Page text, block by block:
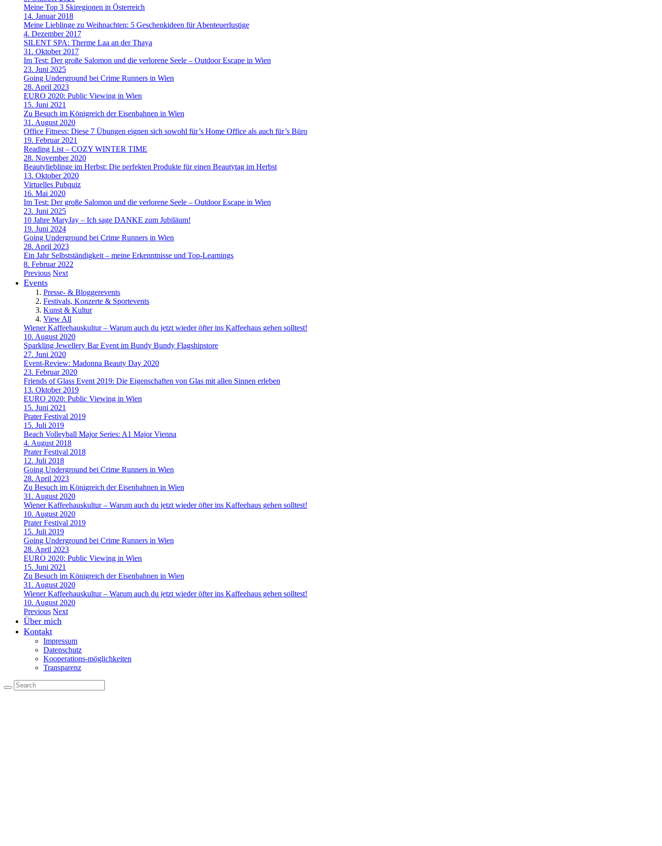
Meine Top 3 Skiregionen in Österreich
14. Januar 2018
Meine Lieblinge zu Weihnachten: 5 Geschenkideen für Abenteuerlustige
4. Dezember 2017
SILENT SPA: Therme Laa an der Thaya
31. Oktober 2017
Im Test: Der große Salomon und die verlorene Seele – Outdoor Escape in Wien
23. Juni 2025
Going Underground bei Crime Runners in Wien
28. April 2023
EURO 2020: Public Viewing in Wien
15. Juni 2021
Zu Besuch im Königreich der Eisenbahnen in Wien
31. August 2020
Office Fitness: Diese 7 Übungen eignen sich sowohl für’s Home Office als auch für’s Büro
19. Februar 2021
Reading List – COZY WINTER TIME
28. November 2020
Beautylieblinge im Herbst: Die perfekten Produkte für einen Beautytag im Herbst
13. Oktober 2020
Virtuelles Pubquiz
16. Mai 2020
Im Test: Der große Salomon und die verlorene Seele – Outdoor Escape in Wien
23. Juni 2025
10 Jahre MaryJay – Ich sage DANKE zum Jubiläum!
19. Juni 2024
Going Underground bei Crime Runners in Wien
28. April 2023
Ein Jahr Selbstständigkeit – meine Erkenntnisse und Top-Learnings
8. Februar 2022
Previous Next
Events
Presse- & Bloggerevents
Festivals, Konzerte & Sportevents
Kunst & Kultur
View All
Wiener Kaffeehauskultur – Warum auch du jetzt wieder öfter ins Kaffeehaus gehen solltest!
10. August 2020
Sparkling Jewellery Bar Event im Bundy Bundy Flagshipstore
27. Juni 2020
Event-Review: Madonna Beauty Day 2020
23. Februar 2020
Friends of Glass Event 2019: Die Eigenschaften von Glas mit allen Sinnen erleben
13. Oktober 2019
EURO 2020: Public Viewing in Wien
15. Juni 2021
Prater Festival 2019
15. Juli 2019
Beach Volleyball Major Series: A1 Major Vienna
4. August 2018
Prater Festival 2018
12. Juli 2018
Going Underground bei Crime Runners in Wien
28. April 2023
Zu Besuch im Königreich der Eisenbahnen in Wien
31. August 2020
Wiener Kaffeehauskultur – Warum auch du jetzt wieder öfter ins Kaffeehaus gehen solltest!
10. August 2020
Prater Festival 2019
15. Juli 2019
Going Underground bei Crime Runners in Wien
28. April 2023
EURO 2020: Public Viewing in Wien
15. Juni 2021
Zu Besuch im Königreich der Eisenbahnen in Wien
31. August 2020
Wiener Kaffeehauskultur – Warum auch du jetzt wieder öfter ins Kaffeehaus gehen solltest!
10. August 2020
Previous Next
Über mich
Kontakt
Impressum
Datenschutz
Kooperations-möglichkeiten
Transparenz